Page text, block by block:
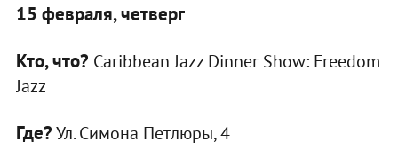
15 февраля, четверг
Кто, что? Caribbean Jazz Dinner Show: Freedom
Jazz
Где?Ул. Симона Петлюры, 4